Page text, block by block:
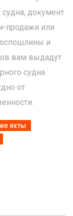
документ
продажи или
и
вам выдадут
судна.
от
яхты